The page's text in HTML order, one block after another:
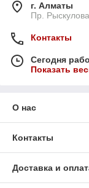
г. Алматы
Пр.
Контакты
Сегодня
Показать
О нас
Контакты
Доставка и